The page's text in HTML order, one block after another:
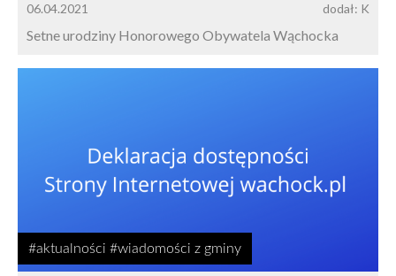
06.04.2021 dodał: K
Setne urodziny Honorowego Obywatela Wąchocka
#aktualności #wiadomości z gminy